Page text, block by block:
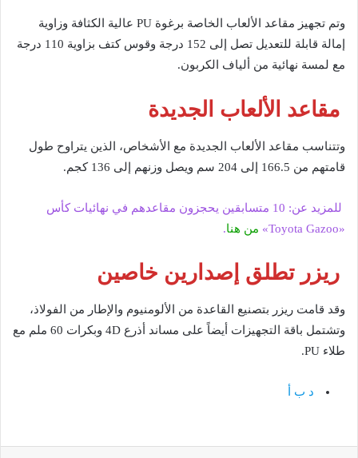
وتم تجهيز مقاعد الألعاب الخاصة برغوة PU عالية الكثافة وزاوية
إمالة قابلة للتعديل تصل إلى 152 درجة وقوس كتف بزاوية 110 درجة
مع لمسة نهائية من ألياف الكربون.
مقاعد الألعاب الجديدة
وتتناسب مقاعد الألعاب الجديدة مع الأشخاص، الذين يتراوح طول
قامتهم من 166.5 إلى 204 سم ويصل وزنهم إلى 136 كجم.
للمزيد عن: 10 متسابقين يحجزون مقاعدهم في نهائيات كأس
«Toyota Gazoo»
من هنا.
ريزر تطلق إصدارين خاصين
وقد قامت ريزر بتصنيع القاعدة من الألومنيوم والإطار من الفولاذ،
وتشتمل باقة التجهيزات أيضاً على مساند أذرع 4D وبكرات 60 ملم مع
طلاء PU.
د ب أ